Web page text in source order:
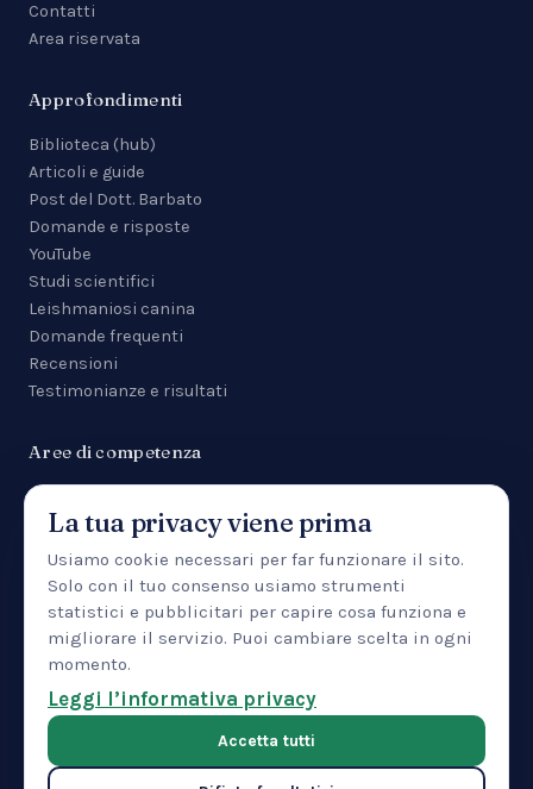
Contatti
Area riservata
Approfondimenti
Biblioteca (hub)
Articoli e guide
Post del Dott. Barbato
Domande e risposte
YouTube
Studi scientifici
Leishmaniosi canina
Domande frequenti
Recensioni
Testimonianze e risultati
Aree di competenza
Tutte le aree
Malattie da zecca
Anemia
Manifestazioni cutanee
Uveite
Insufficienza renale
Patologia epatica
IBD
Pancreatite
La tua privacy viene prima
Usiamo cookie necessari per far funzionare il sito.
Solo con il tuo consenso usiamo strumenti
statistici e pubblicitari per capire cosa funziona e
migliorare il servizio. Puoi cambiare scelta in ogni
momento.
Leggi l’informativa privacy
Accetta tutti